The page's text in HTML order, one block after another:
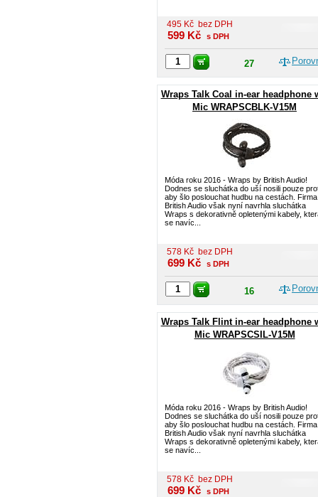
495 Kč bez DPH
599 Kč s DPH
27
Wraps Talk Coal in-ear headphone
Mic WRAPSCBLK-V15M
Móda roku 2016 - Wraps by British Audio!
Dodnes se sluchátka do uší nosili pouze
aby šlo poslouchat hudbu na cestách. Firma
British Audio však nyní navrhla sluchátka
Wraps s dekorativně opletenými kabely,
se navíc...
578 Kč bez DPH
699 Kč s DPH
16
Wraps Talk Flint in-ear headphone
Mic WRAPSCSIL-V15M
Móda roku 2016 - Wraps by British Audio!
Dodnes se sluchátka do uší nosili pouze
aby šlo poslouchat hudbu na cestách. Firma
British Audio však nyní navrhla sluchátka
Wraps s dekorativně opletenými kabely,
se navíc...
578 Kč bez DPH
699 Kč s DPH